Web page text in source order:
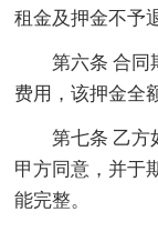
租金及押金不予
第六条 合同
费用，该押金全
第七条 乙方
甲方同意，并于
能完整。